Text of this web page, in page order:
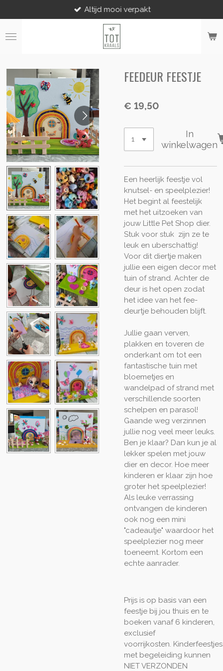
direct
naar
de
Altijd mooi verpakt
FEEDEUR FEESTJE
€ 19,50
In
winkelwagen
Een heerlijk feestje vol
knutsel- en speelplezier!
Het begint al feestelijk
met het uitzoeken van
jouw Little Pet Shop dier.
Stuk voor stuk zijn ze te
leuk en uberschattig!
Voor dit diertje maken
jullie een eigen decor met
tuin of strand. Achter de
deur is het open zodat
het idee van het fee-
deurtje behouden blijft.
Jullie gaan verven,
plakken en toveren de
onderkant om tot een
fantastische tuin met
bloemetjes en
wandelpad of strand met
verschillende soorten
schelpen en parasol!
Gaande weg verzinnen
jullie nog veel meer leuks.
Ben je klaar? Dan kun je al
lekker spelen met jouw
dier en decor. Hoe meer
kinderen er klaar zijn hoe
groter het speelplezier!
Als leuke verrassing
ontvangen de kinderen
ook nog een mini
"cadeautje" waardoor het
speelplezier nog meer
toeneemt. Kortom een
echte aanrader.
Prijs is op basis van een
feestje bij jou thuis en te
boeken vanaf 6 kinderen,
exclusief
voorrijkosten. Kinderfeestjes
met begeleiding kunnen
NIET VERZONDEN